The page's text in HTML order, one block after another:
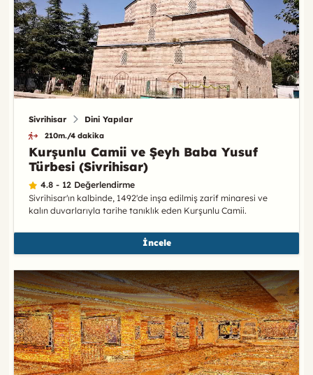
Sivrihisar Dini Yapılar
210m./4 dakika
Kurşunlu Camii ve Şeyh Baba Yusuf
Türbesi (Sivrihisar)
4.8 - 12 Değerlendirme
Sivrihisar'ın kalbinde, 1492'de inşa edilmiş zarif minaresi ve
kalın duvarlarıyla tarihe tanıklık eden Kurşunlu Camii.
İncele